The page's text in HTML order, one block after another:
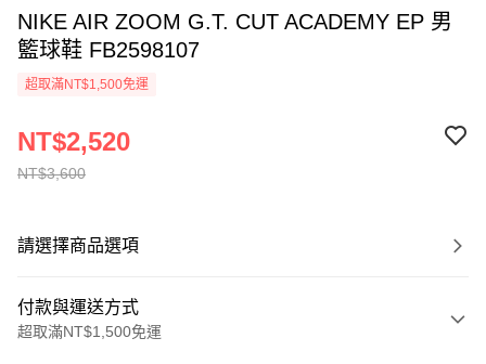
NIKE AIR ZOOM G.T. CUT ACADEMY EP 男
籃球鞋 FB2598107
超取滿NT$1,500免運
NT$3,600
NT$2,520
請選擇商品選項
付款與運送方式
超取滿NT$1,500免運